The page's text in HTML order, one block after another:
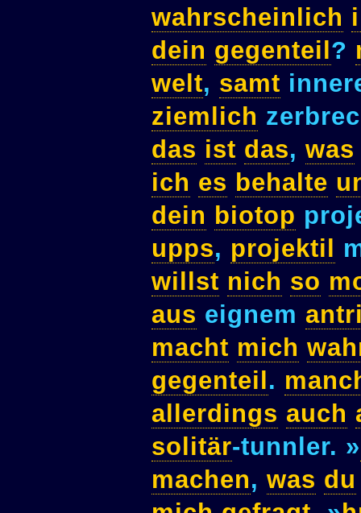
wahrscheinlich
dein gegenteil ?
welt, samt
ziemlich
das ist das, was
ich es behalte
dein biotop
upps, projektil
willst nich so
aus eignem
macht mich
gegenteil .
allerdings auch
solitär-tunnler. »
machen, was du